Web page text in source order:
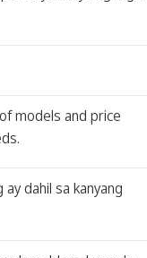
models and price
dahil sa kanyang